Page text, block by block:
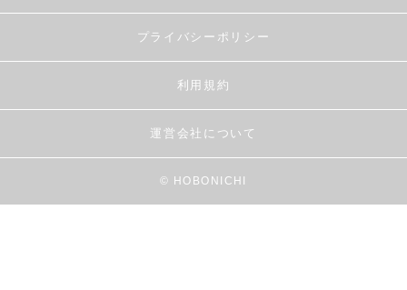
プライバシーポリシー
利用規約
運営会社について
© HOBONICHI